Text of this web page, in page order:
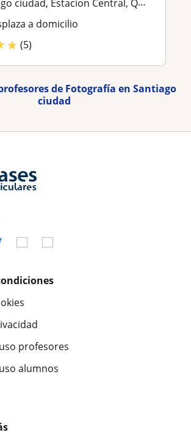
ciudad, Estacion Central, Quinta Normal
a domicilio
★ (5)
de Fotografía en Santiago
ciudad
profesores
alumnos